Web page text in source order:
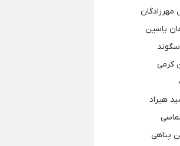
مهرزادگان
یاسین
کرمی
هیراد
پناهی